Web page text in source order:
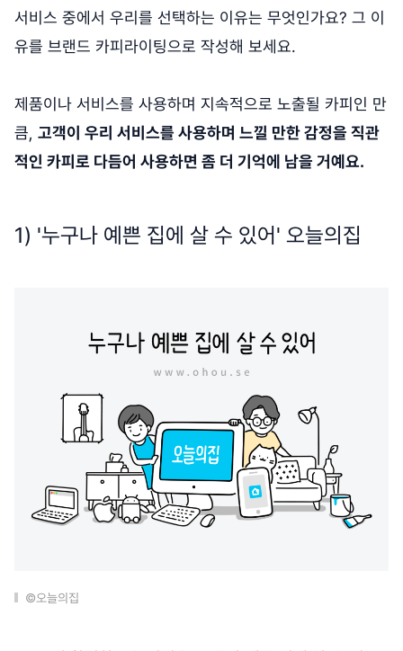
서비스 중에서 우리를 선택하는 이유는 무엇인가요? 그 이
유를 브랜드 카피라이팅으로 작성해 보세요.
제품이나 서비스를 사용하며 지속적으로 노출될 카피인 만
큼, 고객이 우리 서비스를 사용하며 느낄 만한 감정을 직관
적인 카피로 다듬어 사용하면 좀 더 기억에 남을 거예요.
1) '누구나 예쁜 집에 살 수 있어' 오늘의집
©오늘의집